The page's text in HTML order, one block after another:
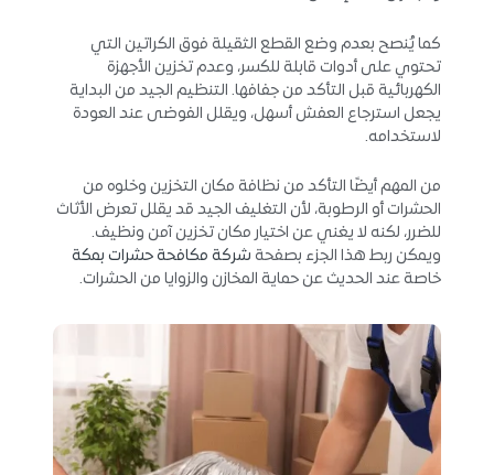
كما يُنصح بعدم وضع القطع الثقيلة فوق الكراتين التي
تحتوي على أدوات قابلة للكسر، وعدم تخزين الأجهزة
الكهربائية قبل التأكد من جفافها. التنظيم الجيد من البداية
يجعل استرجاع العفش أسهل، ويقلل الفوضى عند العودة
لاستخدامه.
من المهم أيضًا التأكد من نظافة مكان التخزين وخلوه من
الحشرات أو الرطوبة، لأن التغليف الجيد قد يقلل تعرض الأثاث
للضرر، لكنه لا يغني عن اختيار مكان تخزين آمن ونظيف.
ويمكن ربط هذا الجزء بصفحة شركة مكافحة حشرات بمكة
خاصة عند الحديث عن حماية المخازن والزوايا من الحشرات.